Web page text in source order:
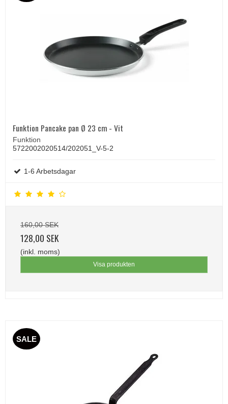
Funktion Pancake pan Ø 23 cm - Vit
Funktion
5722002020514/202051_V-5-2
1-6 Arbetsdagar
160,00 SEK
128,00 SEK
(inkl. moms)
Visa produkten
SALE